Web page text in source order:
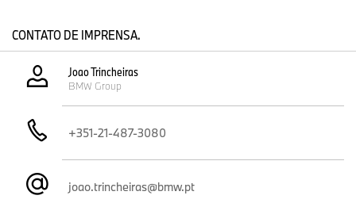
CONTATO DE IMPRENSA.
Joao Trincheiras
BMW Group
+351-21-487-3080
joao.trincheiras@bmw.pt